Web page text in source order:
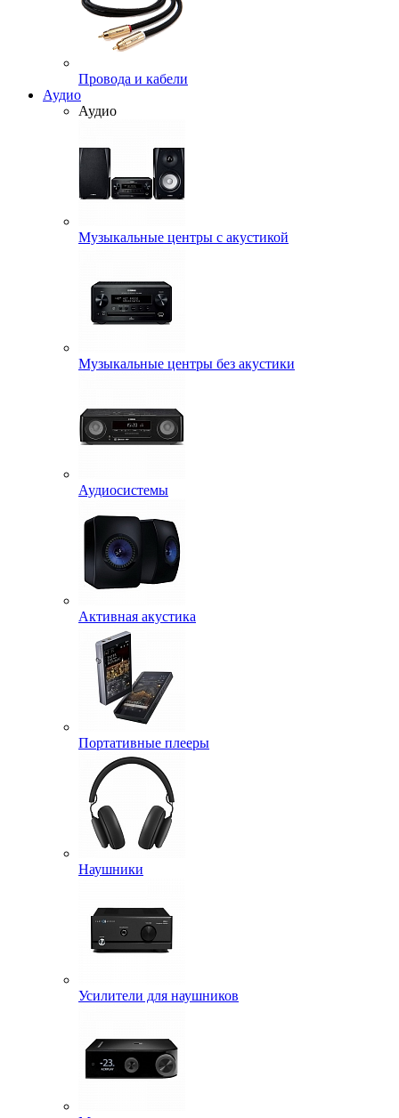
Провода и кабели
Аудио
Аудио
Музыкальные центры с акустикой
Музыкальные центры без акустики
Аудиосистемы
Активная акустика
Портативные плееры
Наушники
Усилители для наушников